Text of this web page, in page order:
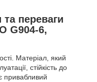
та переваги
G904-6,
Матеріал, який
стійкість до
привабливий